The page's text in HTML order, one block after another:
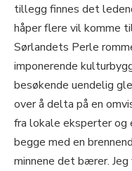
tillegg finnes det
håper flere vil komme
Sørlandets Perle
imponerende
besøkende uendelig
over å delta på en
fra lokale eksperter og
begge med en
minnene det bærer.